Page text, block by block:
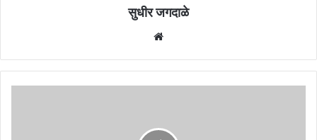
सुधीर जगदाळे